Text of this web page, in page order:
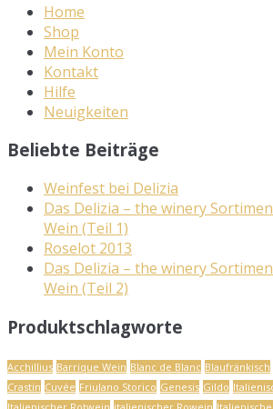
Home
Shop
Mein Konto
Kontakt
Hilfe
Neuigkeiten
Beliebte Beiträge
Weinfest bei Delizia
Das Delizia – the winery
Wein (Teil 1)
Roselot 2013
Das Delizia – the winery
Wein (Teil 2)
Produktschlagworte
Acchillius Barrique Wein Blanc de Blanc Blaufränkisch
Crastin Cuvée Friulano Storico Genesis Gildo
Italienischer Rotwein italienischer Rowein